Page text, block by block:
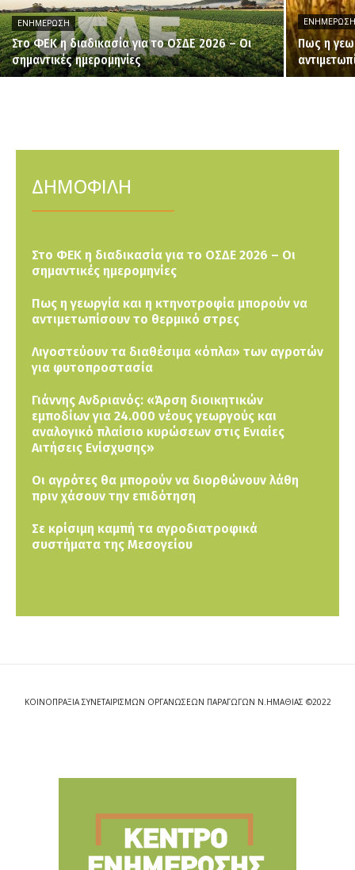
ΕΝΗΜΈΡΩΣΗ
Στο ΦΕΚ η διαδικασία για το ΟΣΔΕ 2026 – Οι
σημαντικές ημερομηνίες
Πως η
ΔΗΜΟΦΙΛΗ
Στο ΦΕΚ η διαδικασία για το ΟΣΔΕ 2026 – Οι
σημαντικές ημερομηνίες
Πως η γεωργία και η κτηνοτροφία μπορούν να
αντιμετωπίσουν το θερμικό στρες
Λιγοστεύουν τα διαθέσιμα «όπλα» των αγροτών
για φυτοπροστασία
Γιάννης Ανδριανός: «Άρση διοικητικών
εμποδίων για 24.000 νέους γεωργούς και
αναλογικό πλαίσιο κυρώσεων στις Ενιαίες
Αιτήσεις Ενίσχυσης»
Οι αγρότες θα μπορούν να διορθώνουν λάθη
πριν χάσουν την επιδότηση
Σε κρίσιμη καμπή τα αγροδιατροφικά
συστήματα της Μεσογείου
ΚΟΙΝΟΠΡΑΞΙΑ ΣΥΝΕΤΑΙΡΙΣΜΩΝ ΟΡΓΑΝΩΣΕΩΝ ΠΑΡΑΓΩΓΩΝ Ν.ΗΜΑΘΙΑΣ ©2022